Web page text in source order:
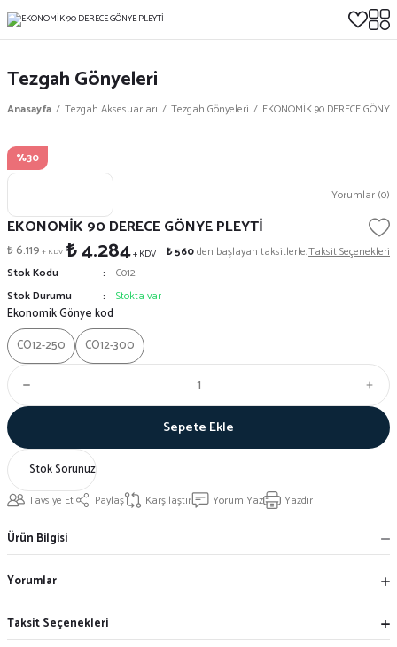
Tezgah Gönyeleri
Anasayfa Tezgah Aksesuarları Tezgah Gönyeleri EKONOMİK 90 DERECE
%30
Yorumlar (0)
EKONOMİK 90 DERECE GÖNYE PLEYTİ
₺ 6.119+ KDV ₺ 4.284+ KDV ₺ 560den başlayan taksitlerle!Taksit Seçenekleri
Stok Kodu
C012
Stok Durumu
Stokta var
Ekonomik Gönye kod
CO12-250
CO12-300
Sepete Ekle
Stok Sorunuz
Tavsiye Et Paylaş Karşılaştır Yorum Yaz Yazdır
Ürün Bilgisi
Yorumlar
Taksit Seçenekleri